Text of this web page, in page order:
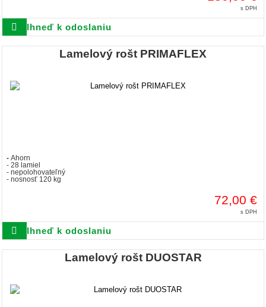
s DPH
Ihneď k odoslaniu
Lamelový rošt PRIMAFLEX
- Ahorn
- 28 lamiel
- nepolohovateľný
- nosnosť 120 kg
72,00 €
s DPH
Ihneď k odoslaniu
Lamelový rošt DUOSTAR